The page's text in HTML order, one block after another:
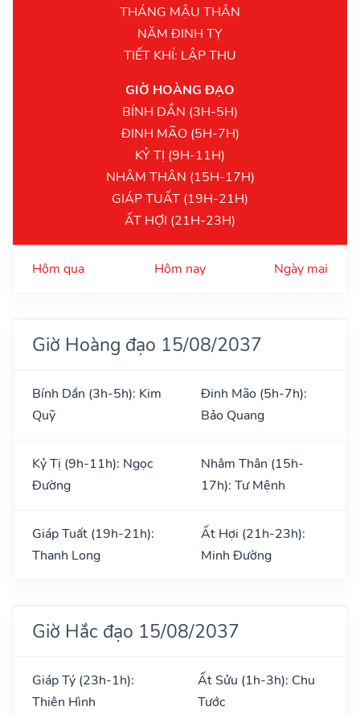
THÁNG MẬU THÂN
NĂM ĐINH TỴ
TIẾT KHÍ: LẬP THU
GIỜ HOÀNG ĐẠO
BÍNH DẦN (3H-5H)
ĐINH MÃO (5H-7H)
KỶ TỊ (9H-11H)
NHÂM THÂN (15H-17H)
GIÁP TUẤT (19H-21H)
ẤT HỢI (21H-23H)
Hôm qua Hôm nay Ngày mai
Giờ Hoàng đạo 15/08/2037
Bính Dần (3h-5h): Kim
Quỹ
Đinh Mão (5h-7h):
Bảo Quang
Kỷ Tị (9h-11h): Ngọc
Đường
Nhâm Thân (15h-
17h): Tư Mệnh
Giáp Tuất (19h-21h):
Thanh Long
Ất Hợi (21h-23h):
Minh Đường
Giờ Hắc đạo 15/08/2037
Giáp Tý (23h-1h):
Thiên Hình
Ất Sửu (1h-3h): Chu
Tước